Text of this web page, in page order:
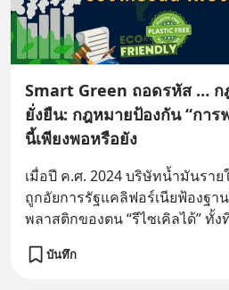
Smart Green ถอดรหัส … ก
ยั่งยืน: กฎหมายป้องกัน “การ
นี้เพียงพอหรือยัง
เมื่อปี ค.ศ. 2024 บริษัทน้ำมันรา
ถูกอัยการรัฐแคลิฟอร์เนียฟ้องฐ
พลาสติกของตน “รีไซเคิลได้” ทั้ง
บันทึก